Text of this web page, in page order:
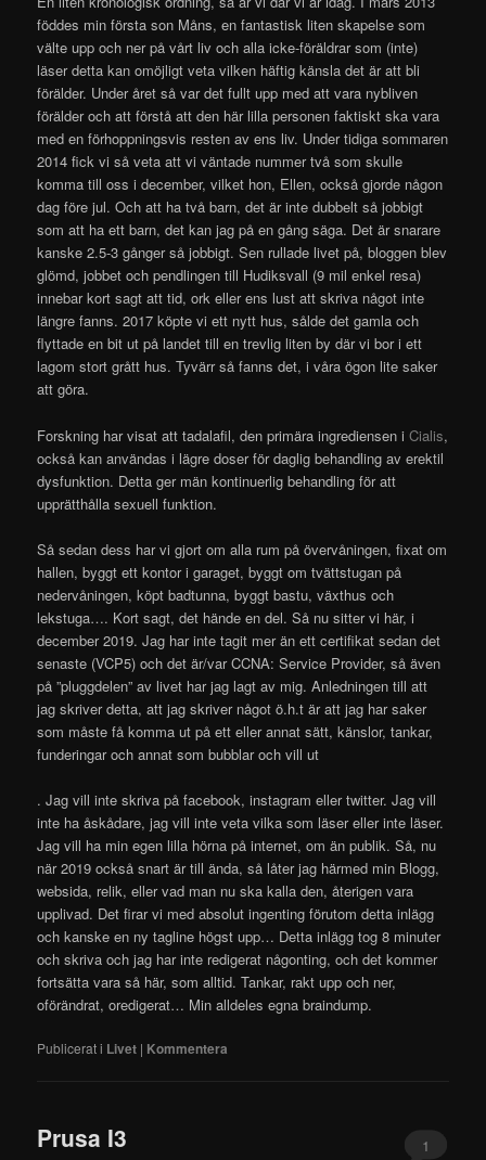
föddes min första son Måns, en fantastisk liten skapelse som
välte upp och ner på vårt liv och alla icke-föräldrar som (inte)
läser detta kan omöjligt veta vilken häftig känsla det är att bli
förälder. Under året så var det fullt upp med att vara nybliven
förälder och att förstå att den här lilla personen faktiskt ska vara
med en förhoppningsvis resten av ens liv. Under tidiga sommaren
2014 fick vi så veta att vi väntade nummer två som skulle
komma till oss i december, vilket hon, Ellen, också gjorde någon
dag före jul. Och att ha två barn, det är inte dubbelt så jobbigt
som att ha ett barn, det kan jag på en gång säga. Det är snarare
kanske 2.5-3 gånger så jobbigt. Sen rullade livet på, bloggen blev
glömd, jobbet och pendlingen till Hudiksvall (9 mil enkel resa)
innebar kort sagt att tid, ork eller ens lust att skriva något inte
längre fanns. 2017 köpte vi ett nytt hus, sålde det gamla och
flyttade en bit ut på landet till en trevlig liten by där vi bor i ett
lagom stort grått hus. Tyvärr så fanns det, i våra ögon lite saker
att göra.
Forskning har visat att tadalafil, den primära ingrediensen iCialis,
också kan användas i lägre doser för daglig behandling av erektil
dysfunktion. Detta ger män kontinuerlig behandling för att
upprätthålla sexuell funktion.
Så sedan dess har vi gjort om alla rum på övervåningen, fixat om
hallen, byggt ett kontor i garaget, byggt om tvättstugan på
nedervåningen, köpt badtunna, byggt bastu, växthus och
lekstuga…. Kort sagt, det hände en del. Så nu sitter vi här, i
december 2019. Jag har inte tagit mer än ett certifikat sedan det
senaste (VCP5) och det är/var CCNA: Service Provider, så även
på ”pluggdelen” av livet har jag lagt av mig. Anledningen till att
jag skriver detta, att jag skriver något ö.h.t är att jag har saker
som måste få komma ut på ett eller annat sätt, känslor, tankar,
funderingar och annat som bubblar och vill ut
. Jag vill inte skriva på facebook, instagram eller twitter. Jag vill
inte ha åskådare, jag vill inte veta vilka som läser eller inte läser.
Jag vill ha min egen lilla hörna på internet, om än publik. Så, nu
när 2019 också snart är till ända, så låter jag härmed min Blogg,
websida, relik, eller vad man nu ska kalla den, återigen vara
upplivad. Det firar vi med absolut ingenting förutom detta inlägg
och kanske en ny tagline högst upp… Detta inlägg tog 8 minuter
och skriva och jag har inte redigerat någonting, och det kommer
fortsätta vara så här, som alltid. Tankar, rakt upp och ner,
oförändrat, oredigerat… Min alldeles egna braindump.
Publicerat i Livet | Kommentera
Prusa I3 1